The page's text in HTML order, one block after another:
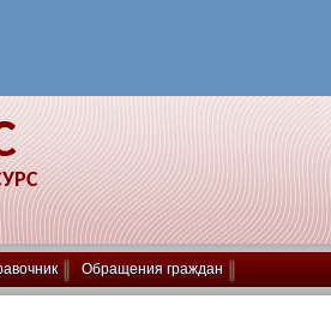
Обращения граждан